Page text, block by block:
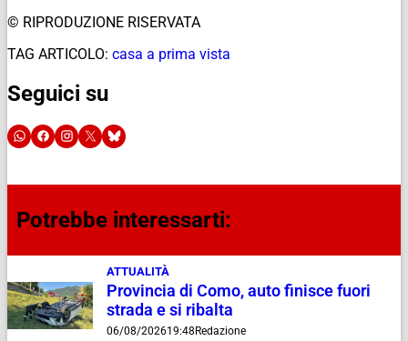
© RIPRODUZIONE RISERVATA
TAG ARTICOLO: casa a prima vista
Seguici su
Potrebbe interessarti:
ATTUALITÀ
Provincia di Como, auto finisce fuori
strada e si ribalta
06/08/202619:48Redazione